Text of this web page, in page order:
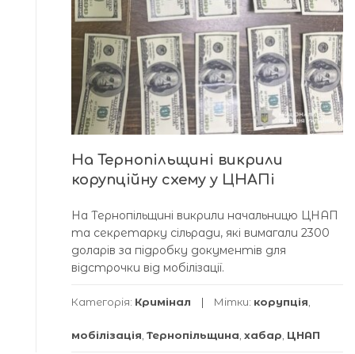
На Тернопільщині викрили
корупційну схему у ЦНАПі
На Тернопільщині викрили начальницю ЦНАП
та секретарку сільради, які вимагали 2300
доларів за підробку документів для
відстрочки від мобілізації.
Категорія: Кримінал Мітки: корупція,
мобілізація, Тернопільщина, хабар, ЦНАП